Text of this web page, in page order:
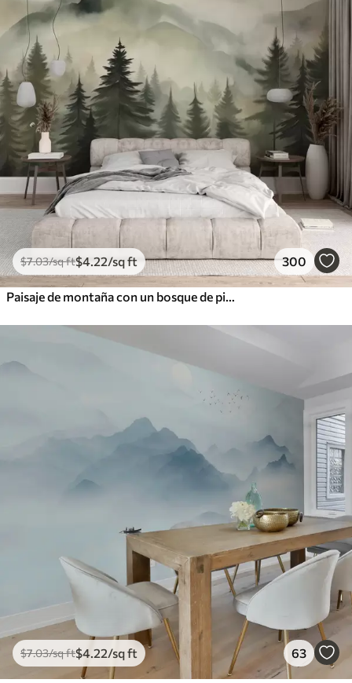
$7.03/sq ft$4 .22/sq ft 300
$7.03/sq ft$4 .22/sq ft 63